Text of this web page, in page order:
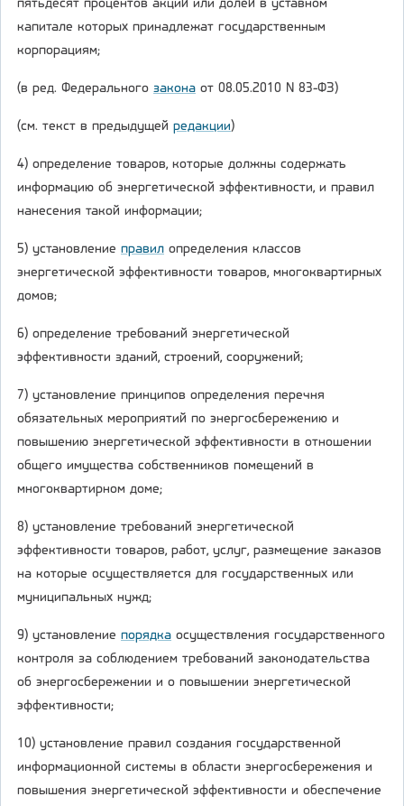
пятьдесят процентов акций или долей в уставном
капитале которых принадлежат государственным
корпорациям;
(в ред. Федерального закона от 08.05.2010 N 83-ФЗ)
(см. текст в предыдущей редакции)
4) определение товаров, которые должны содержать
информацию об энергетической эффективности, и правил
нанесения такой информации;
5) установление правил определения классов
энергетической эффективности товаров, многоквартирных
домов;
6) определение требований энергетической
эффективности зданий, строений, сооружений;
7) установление принципов определения перечня
обязательных мероприятий по энергосбережению и
повышению энергетической эффективности в отношении
общего имущества собственников помещений в
многоквартирном доме;
8) установление требований энергетической
эффективности товаров, работ, услуг, размещение заказов
на которые осуществляется для государственных или
муниципальных нужд;
9) установление порядка осуществления государственного
контроля за соблюдением требований законодательства
об энергосбережении и о повышении энергетической
эффективности;
10) установление правил создания государственной
информационной системы в области энергосбережения и
повышения энергетической эффективности и обеспечение